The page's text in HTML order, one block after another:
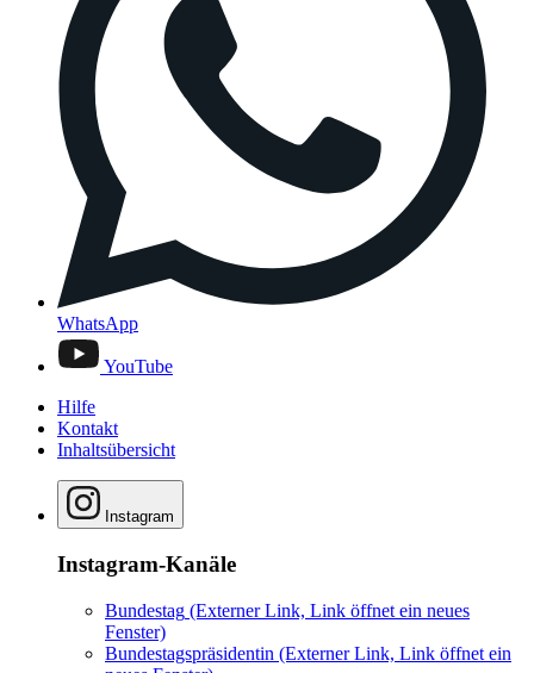
WhatsApp
YouTube
Hilfe
Kontakt
Inhaltsübersicht
Instagram
Instagram-Kanäle
Bundestag (Externer Link, Link öffnet ein neues
Fenster)
Bundestagspräsidentin (Externer Link, Link öffnet ein